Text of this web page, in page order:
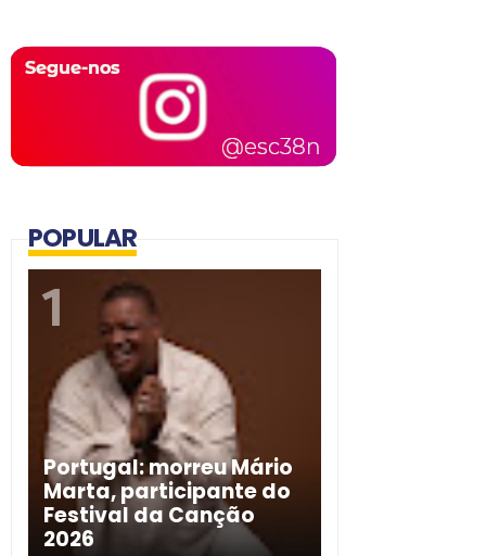
POPULAR
Portugal: morreu Mário
Marta, participante do
Festival da Canção
2026